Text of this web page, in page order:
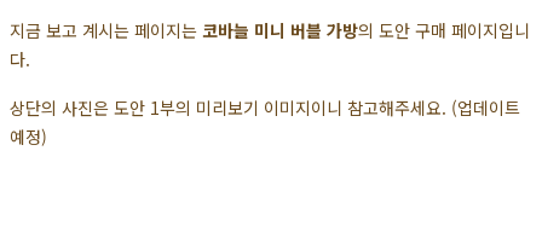
지금 보고 계시는 페이지는 코바늘 미니 버블 가방의 도안 구매 페이지입니
다.
상단의 사진은 도안 1부의 미리보기 이미지이니 참고해주세요. (업데이트
예정)